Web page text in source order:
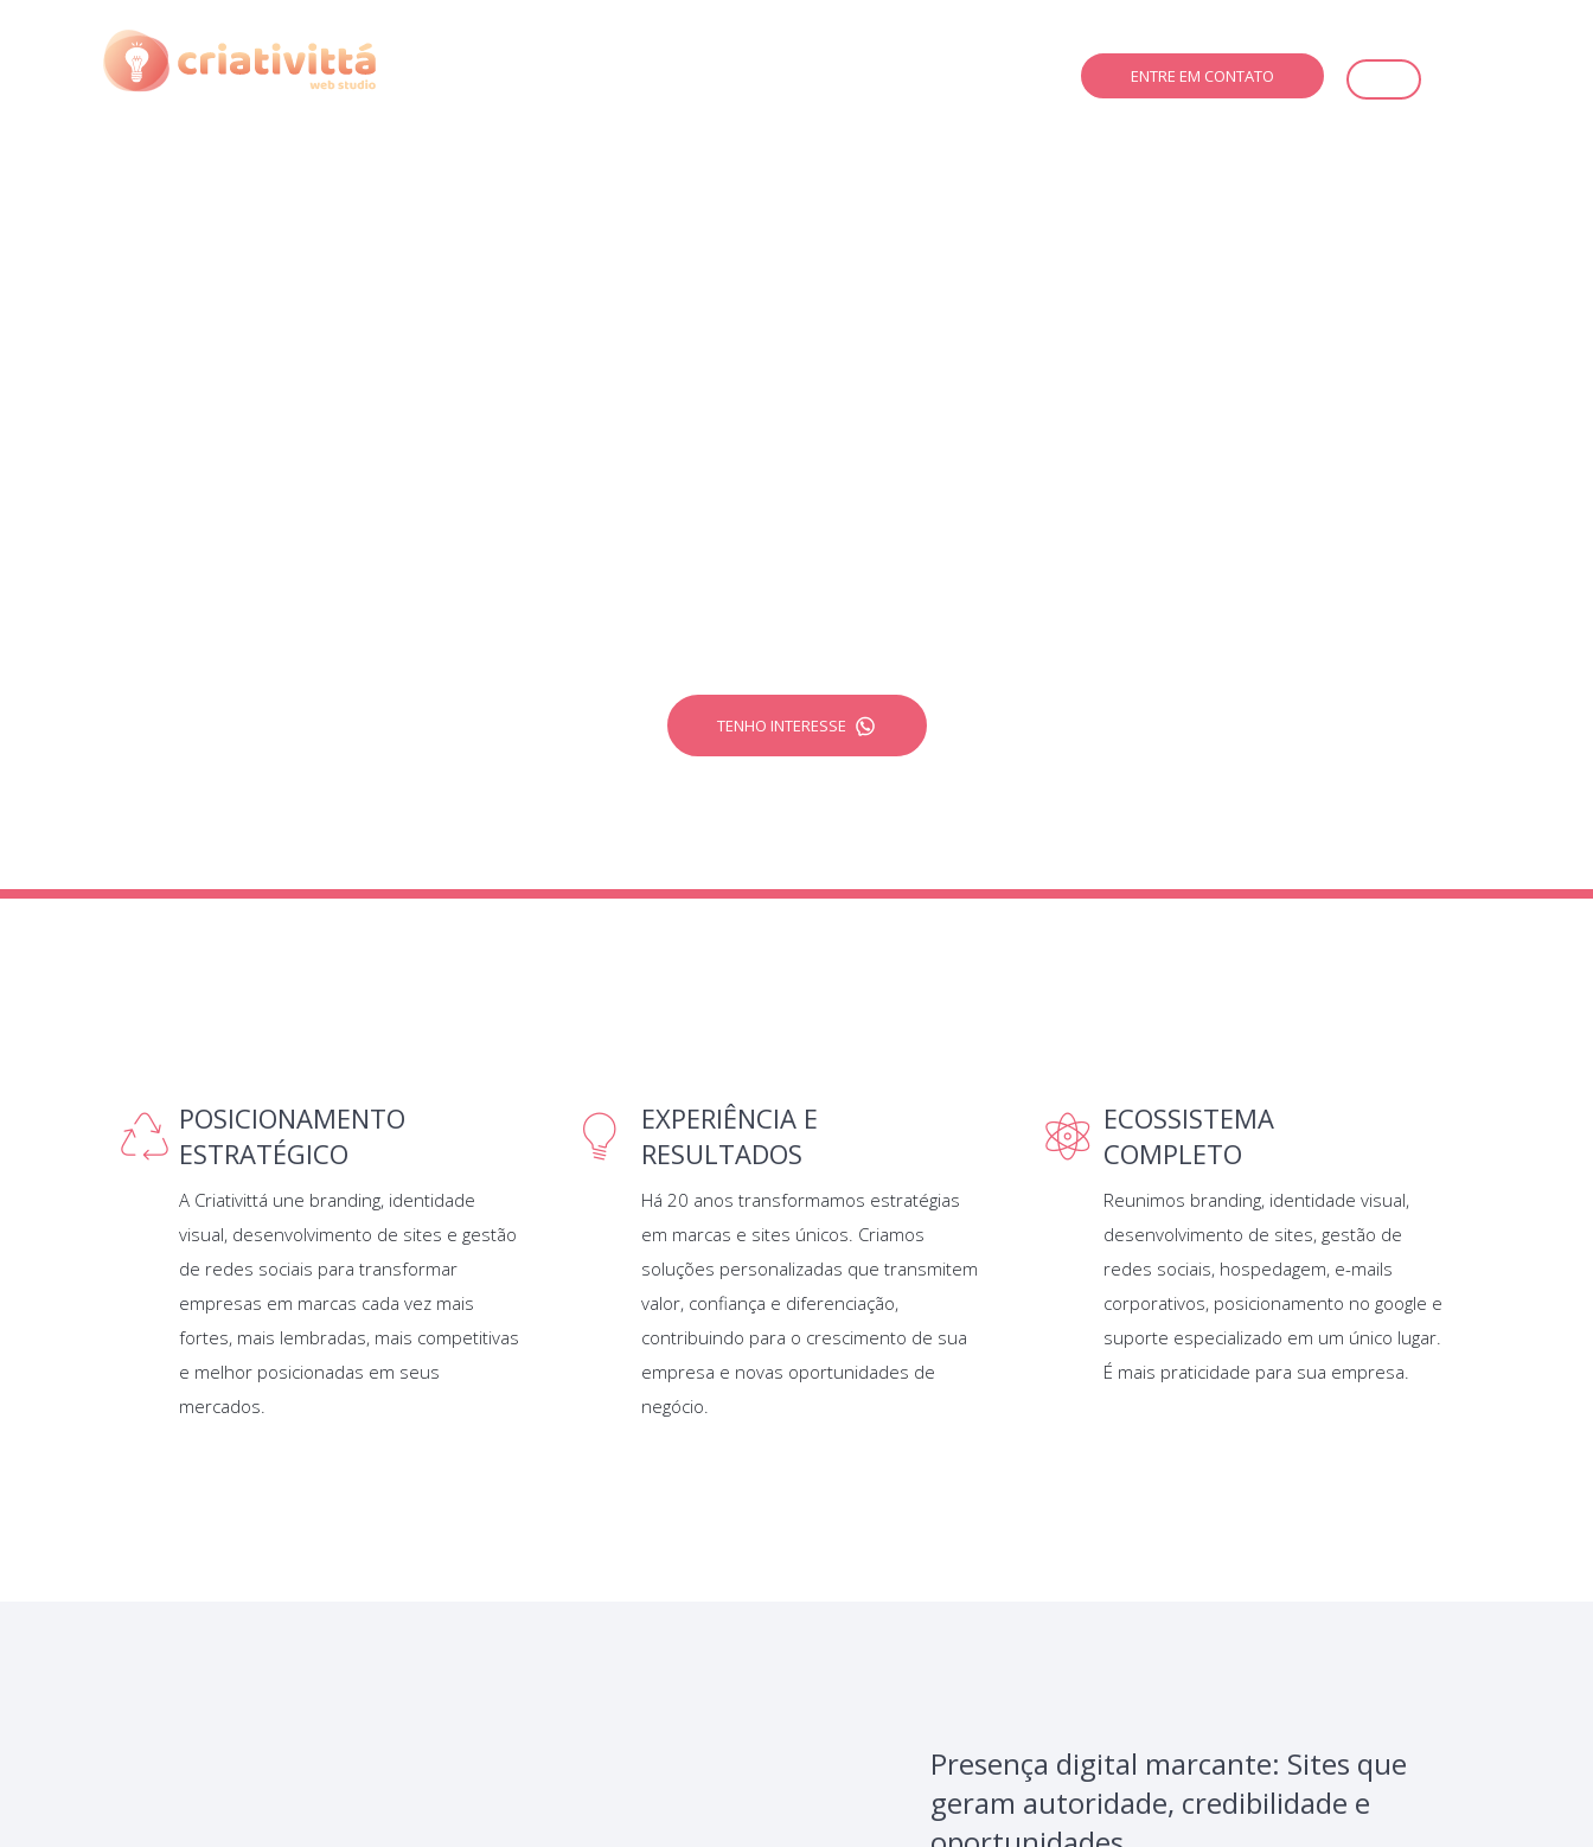
ENTRE EM CONTATO
TENHO INTERESSE
POSICIONAMENTO
ESTRATÉGICO
A Criativittá une branding, identidade
visual, desenvolvimento de sites e gestão
de redes sociais para transformar
empresas em marcas cada vez mais
fortes, mais lembradas, mais competitivas
e melhor posicionadas em seus
mercados.
EXPERIÊNCIA E
RESULTADOS
Há 20 anos transformamos estratégias
em marcas e sites únicos. Criamos
soluções personalizadas que transmitem
valor, confiança e diferenciação,
contribuindo para o crescimento de sua
empresa e novas oportunidades de
negócio.
ECOSSISTEMA
COMPLETO
Reunimos branding, identidade visual,
desenvolvimento de sites, gestão de
redes sociais, hospedagem, e-mails
corporativos, posicionamento no google e
suporte especializado em um único lugar.
É mais praticidade para sua empresa.
Presença digital marcante: Sites que
geram autoridade, credibilidade e